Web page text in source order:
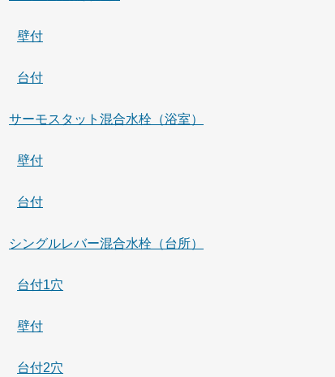
壁付
台付
サーモスタット混合水栓（浴室）
壁付
台付
シングルレバー混合水栓（台所）
台付1穴
壁付
台付2穴